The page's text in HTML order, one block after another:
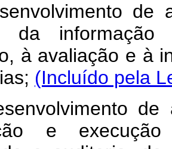
de
da
à avaliação e à
(Incluído pela
de
e